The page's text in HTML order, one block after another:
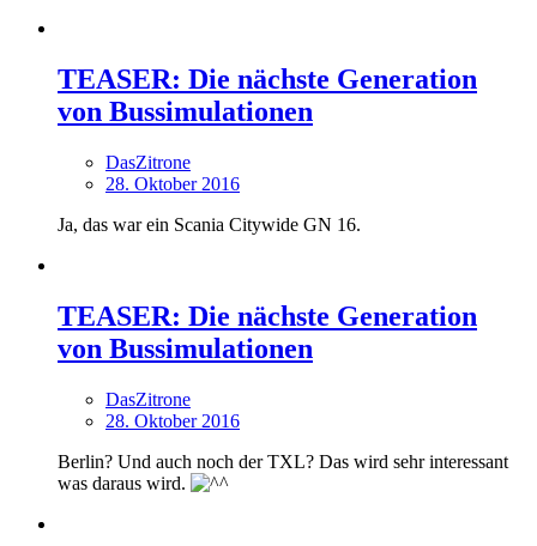
TEASER: Die nächste Generation
von Bussimulationen
DasZitrone
28. Oktober 2016
Ja, das war ein Scania Citywide GN 16.
TEASER: Die nächste Generation
von Bussimulationen
DasZitrone
28. Oktober 2016
Berlin? Und auch noch der TXL? Das wird sehr interessant
was daraus wird.